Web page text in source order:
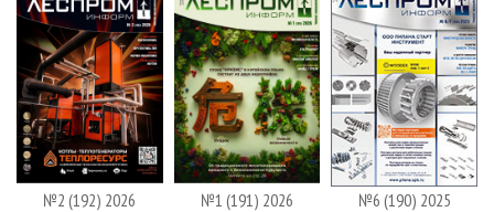
№2 (192) 2026 №1 (191) 2026 №6 (190) 2025